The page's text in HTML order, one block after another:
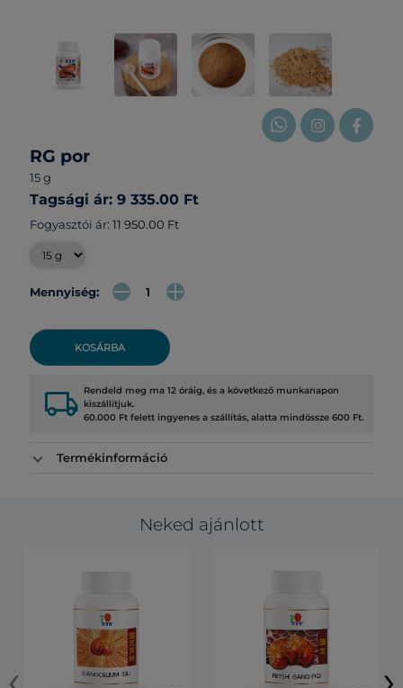
RG por
15 g
Tagsági ár: 9 335.00 Ft
Fogyasztói ár: 11 950.00 Ft
Mennyiség:
KOSÁRBA
local_shipping Rendeld meg ma 12 óráig, és a következő munkanapon
kiszállítjuk.
60.000 Ft felett ingyenes a szállítás, alatta mindössze 600 Ft.
Termékinformáció
Neked ajánlott